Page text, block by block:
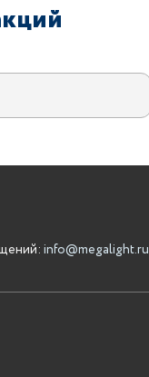
info@megalight.ru